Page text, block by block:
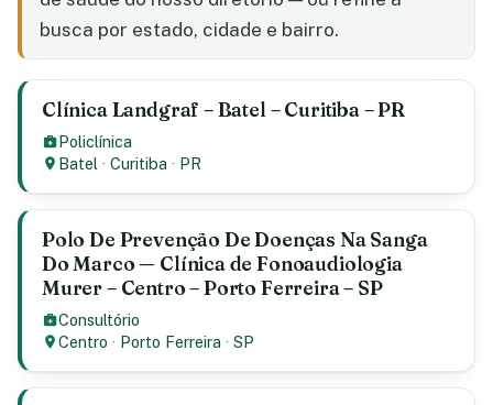
busca por estado, cidade e bairro.
Clínica Landgraf – Batel – Curitiba – PR
Policlínica
Batel ·Curitiba · PR
Polo De Prevenção De Doenças Na Sanga
Do Marco — Clínica de Fonoaudiologia
Murer – Centro – Porto Ferreira – SP
Consultório
Centro · Porto Ferreira ·SP